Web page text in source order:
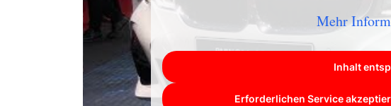
Mehr
Inhalt
Erforderlichen Service